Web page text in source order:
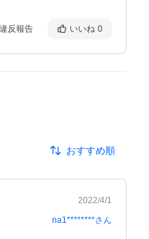
違反報告 いいね 0
おすすめ順
2022/4/1
na1********さん